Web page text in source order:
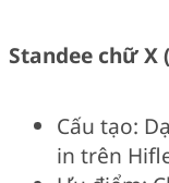
Standee chữ X
Cấu tạo:
in trên